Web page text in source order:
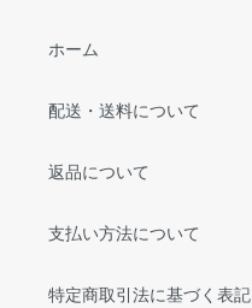
ホーム
配送・送料について
返品について
支払い方法について
特定商取引法に基づく表記